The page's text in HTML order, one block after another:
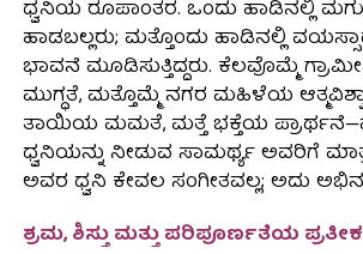
ಧ್ವನಿಯ ರೂಪಾಂತರ. ಒಂದು ಹಾಡಿನಲ್ಲಿ
ಹಾಡಬಲ್ಲರು; ಮತ್ತೊಂದು ಹಾಡಿನಲ್ಲಿ
ಭಾವನೆ ಮೂಡಿಸುತ್ತಿದ್ದರು. ಕೆಲವೊಮ್ಮೆ
ಮುಗ್ಧತೆ, ಮತ್ತೊಮ್ಮೆ ನಗರ ಮಹಿಳೆಯ
ತಾಯಿಯ ಮಮತೆ, ಮತ್ತೆ ಭಕ್ತೆಯ
ಧ್ವನಿಯನ್ನು ನೀಡುವ ಸಾಮರ್ಥ್ಯ ಅವರಿಗೆ ಮಾತ್ರ
ಅವರ ಧ್ವನಿ ಕೇವಲ ಸಂಗೀತವಲ್ಲ; ಅದು
ಶ್ರಮ, ಶಿಸ್ತು ಮತ್ತು ಪರಿಪೂರ್ಣತೆಯ ಪ್ರತೀಕ